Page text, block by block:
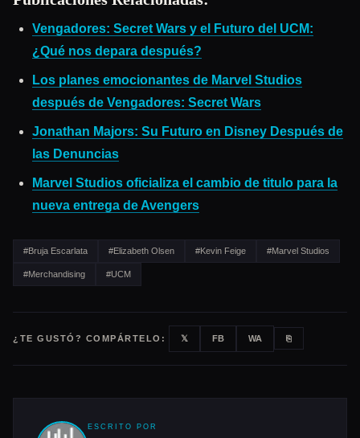
Vengadores: Secret Wars y el Futuro del UCM:
¿Qué nos depara después?
Los planes emocionantes de Marvel Studios
después de Vengadores: Secret Wars
Jonathan Majors: Su Futuro en Disney Después de
las Denuncias
Marvel Studios oficializa el cambio de titulo para la
nueva entrega de Avengers
#Bruja Escarlata #Elizabeth Olsen #Kevin Feige #Marvel Studios
#Merchandising #UCM
¿TE GUSTÓ? COMPÁRTELO: 𝕏 FB WA ⎘
ESCRITO POR